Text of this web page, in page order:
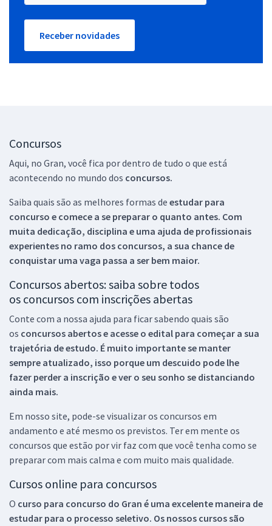
Receber novidades
Concursos
Aqui, no Gran, você fica por dentro de tudo o que está
acontecendo no mundo dos concursos.
Saiba quais são as melhores formas de estudar para
concurso e comece a se preparar o quanto antes. Com
muita dedicação, disciplina e uma ajuda de profissionais
experientes no ramo dos concursos, a sua chance de
conquistar uma vaga passa a ser bem maior.
Concursos abertos: saiba sobre todos
os concursos com inscrições abertas
Conte com a nossa ajuda para ficar sabendo quais são
os concursos abertos e acesse o edital para começar a sua
trajetória de estudo. É muito importante se manter
sempre atualizado, isso porque um descuido pode lhe
fazer perder a inscrição e ver o seu sonho se distanciando
ainda mais.
Em nosso site, pode-se visualizar os concursos em
andamento e até mesmo os previstos. Ter em mente os
concursos que estão por vir faz com que você tenha como se
preparar com mais calma e com muito mais qualidade.
Cursos online para concursos
O curso para concurso do Gran é uma excelente maneira de
estudar para o processo seletivo. Os nossos cursos são